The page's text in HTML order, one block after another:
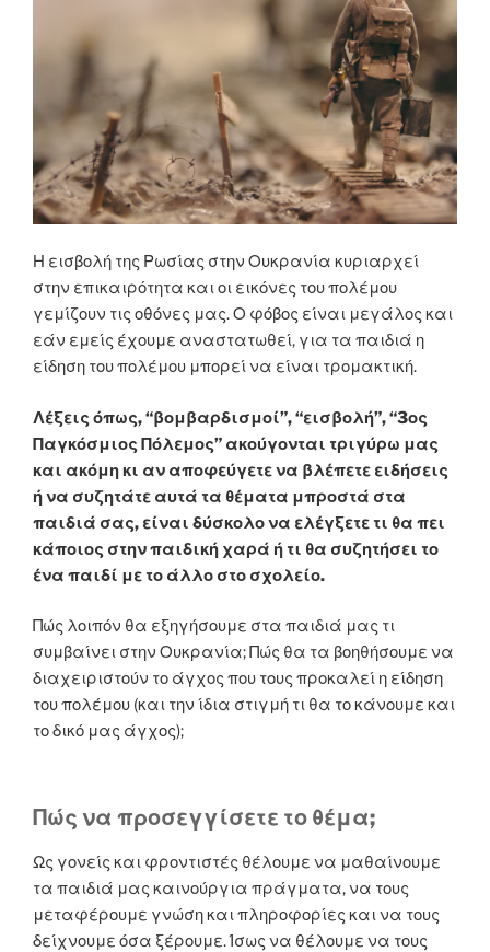
Η εισβολή της Ρωσίας στην Ουκρανία κυριαρχεί
στην επικαιρότητα και οι εικόνες του πολέμου
γεμίζουν τις οθόνες μας. Ο φόβος είναι μεγάλος και
εάν εμείς έχουμε αναστατωθεί, για τα παιδιά η
είδηση του πολέμου μπορεί να είναι τρομακτική.
Λέξεις όπως, “βομβαρδισμοί”, “εισβολή”, “3ος
Παγκόσμιος Πόλεμος” ακούγονται τριγύρω μας
και ακόμη κι αν αποφεύγετε να βλέπετε ειδήσεις
ή να συζητάτε αυτά τα θέματα μπροστά στα
παιδιά σας, είναι δύσκολο να ελέγξετε τι θα πει
κάποιος στην παιδική χαρά ή τι θα συζητήσει το
ένα παιδί με το άλλο στο σχολείο.
Πώς λοιπόν θα εξηγήσουμε στα παιδιά μας τι
συμβαίνει στην Ουκρανία; Πώς θα τα βοηθήσουμε να
διαχειριστούν το άγχος που τους προκαλεί η είδηση
του πολέμου (και την ίδια στιγμή τι θα το κάνουμε και
το δικό μας άγχος);
Πώς να προσεγγίσετε το θέμα;
Ως γονείς και φροντιστές θέλουμε να μαθαίνουμε
τα παιδιά μας καινούργια πράγματα, να τους
μεταφέρουμε γνώση και πληροφορίες και να τους
δείχνουμε όσα ξέρουμε. Ίσως να θέλουμε να τους